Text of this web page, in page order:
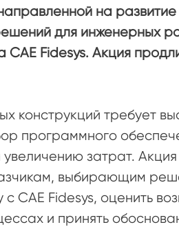
на развитие
для инженерных
Fidesys. Акция
конструкций требует
программного
затрат.
выбирающим
CAE Fidesys, оценить
и принять